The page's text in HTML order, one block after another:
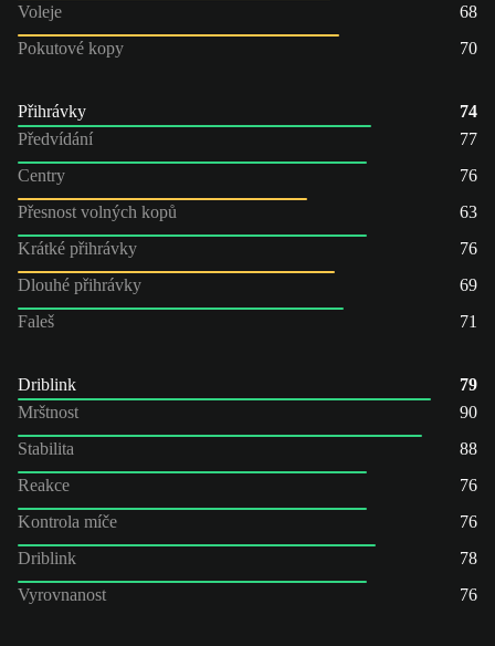
Voleje
68
Pokutové kopy
70
Přihrávky
74
Předvídání
77
Centry
76
Přesnost volných kopů
63
Krátké přihrávky
76
Dlouhé přihrávky
69
Faleš
71
Driblink
79
Mrštnost
90
Stabilita
88
Reakce
76
Kontrola míče
76
Driblink
78
Vyrovnanost
76